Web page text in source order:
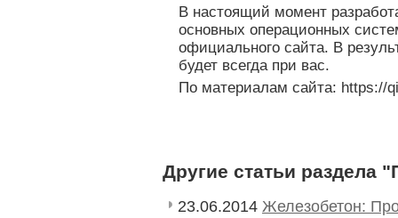
В настоящий момент
основных операционных
официального сайта. В
будет всегда при вас.
По материалам сайта: https://
Другие статьи раздела
23.06.2014 Железобетон: